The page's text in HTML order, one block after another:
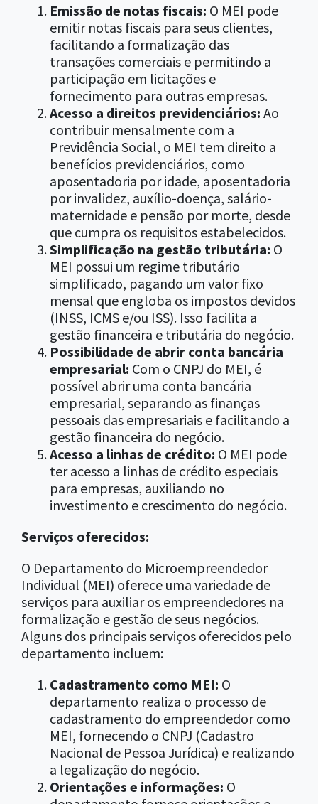
Emissão de notas fiscais: O MEI pode
emitir notas fiscais para seus clientes,
facilitando a formalização das
transações comerciais e permitindo a
participação em licitações e
fornecimento para outras empresas.
Acesso a direitos previdenciários: Ao
contribuir mensalmente com a
Previdência Social, o MEI tem direito a
benefícios previdenciários, como
aposentadoria por idade, aposentadoria
por invalidez, auxílio-doença, salário-
maternidade e pensão por morte, desde
que cumpra os requisitos estabelecidos.
Simplificação na gestão tributária: O
MEI possui um regime tributário
simplificado, pagando um valor fixo
mensal que engloba os impostos devidos
(INSS, ICMS e/ou ISS). Isso facilita a
gestão financeira e tributária do negócio.
Possibilidade de abrir conta bancária
empresarial: Com o CNPJ do MEI, é
possível abrir uma conta bancária
empresarial, separando as finanças
pessoais das empresariais e facilitando a
gestão financeira do negócio.
Acesso a linhas de crédito: O MEI pode
ter acesso a linhas de crédito especiais
para empresas, auxiliando no
investimento e crescimento do negócio.
Serviços oferecidos:
O Departamento do Microempreendedor
Individual (MEI) oferece uma variedade de
serviços para auxiliar os empreendedores na
formalização e gestão de seus negócios.
Alguns dos principais serviços oferecidos pelo
departamento incluem:
Cadastramento como MEI: O
departamento realiza o processo de
cadastramento do empreendedor como
MEI, fornecendo o CNPJ (Cadastro
Nacional de Pessoa Jurídica) e realizando
a legalização do negócio.
Orientações e informações: O